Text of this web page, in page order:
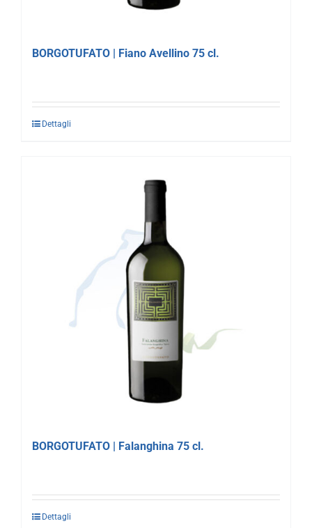
BORGOTUFATO | Fiano Avellino 75 cl.
Dettagli
BORGOTUFATO | Falanghina 75 cl.
Dettagli